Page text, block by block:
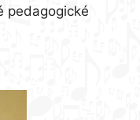
pedagogické